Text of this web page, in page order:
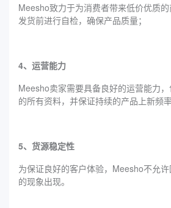
Meesho致力于为消费者带来低价优质
发货前进行自检，确保产品质量；
4、运营能力
Meesho卖家需要具备良好的运营能力
的所有资料，并保证持续的产品上新频率
5、货源稳定性
为保证良好的客户体验，Meesho不允
的现象出现。